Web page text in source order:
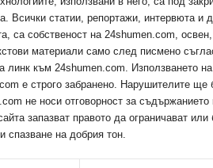
Всички статии, репортажи, интервюта и
са собственост на 24shumen.com,
материали само след писмено
линк към 24shumen.com. Използването
е строго забранено. Нарушителите ще
не носи отговорност за
запазват правото да ограничават или
спазване на добрия тон.